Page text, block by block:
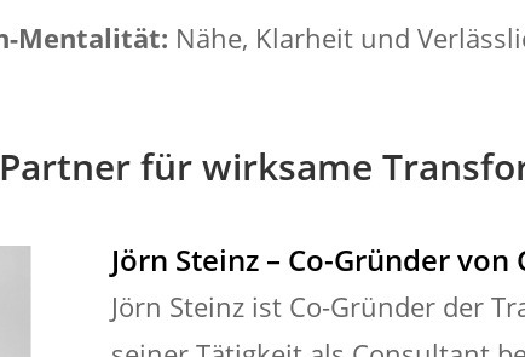
Mentalität: Nähe, Klarheit und
für wirksame
Jörn Steinz – Co-Gründer
Jörn Steinz ist Co-Gründer der